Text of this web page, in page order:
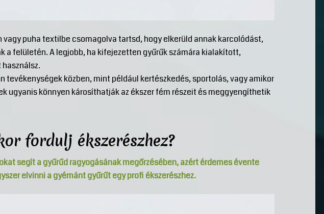
vagy puha textilbe csomagolva tartsd, hogy elkerüld annak karcolódást,
a felületén. A legjobb, ha kifejezetten gyűrűk számára kialakított,
tevékenységek közben, mint például kertészkedés, sportolás, vagy amikor
ugyanis könnyen károsíthatják az ékszer fém részeit és meggyengíthetik
fordulj ékszerészhez?
segít a gyűrűd ragyogásának megőrzésében, azért érdemes évente
elvinni a gyémánt gyűrűt egy profi ékszerészhez.